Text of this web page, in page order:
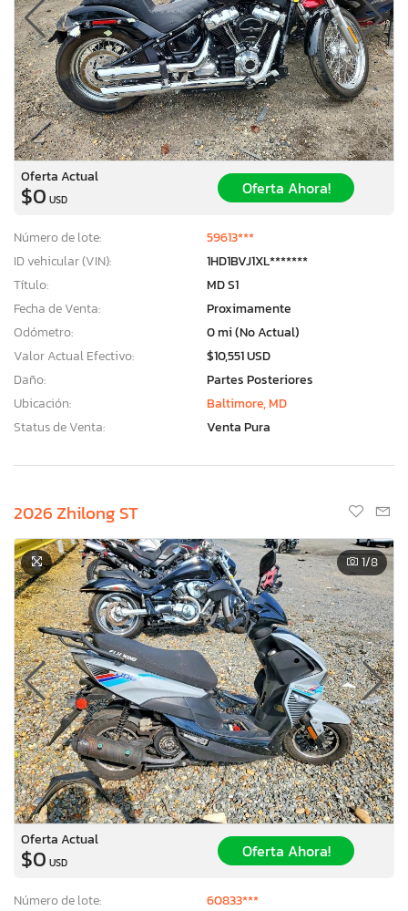
Oferta Actual
$0 USD
Oferta Ahora!
Número de lote:
59613***
ID vehicular (VIN):
1HD1BVJ1XL*******
Título:
MD S1
Fecha de Venta:
Proximamente
Odómetro:
0 mi (No Actual)
Valor Actual Efectivo:
$10,551 USD
Daño:
Partes Posteriores
Ubicación:
Baltimore, MD
Status de Venta:
Venta Pura
2026 Zhilong ST
1/8
Oferta Actual
$0 USD
Oferta Ahora!
Número de lote:
60833***